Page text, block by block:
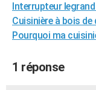
Destinations
City break
Voyage nature
Voyage de noces
Forum
Climat
+PHOTO
GUIDES D'ACHAT
BONS PLANS
Interrupteur
Cuisinière à bois
Pourquoi ma
1 réponse